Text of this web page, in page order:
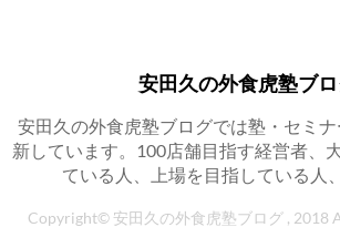
安田久の外食虎塾ブ
安田久の外食虎塾ブログでは塾・セミ
新しています。100店舗目指す経営者、
ている人、上場を目指している人
Copyright© 安田久の外食虎塾ブログ , 2018